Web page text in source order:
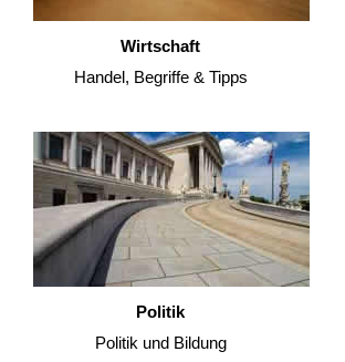
Wirtschaft
Handel, Begriffe & Tipps
Politik
Politik und Bildung